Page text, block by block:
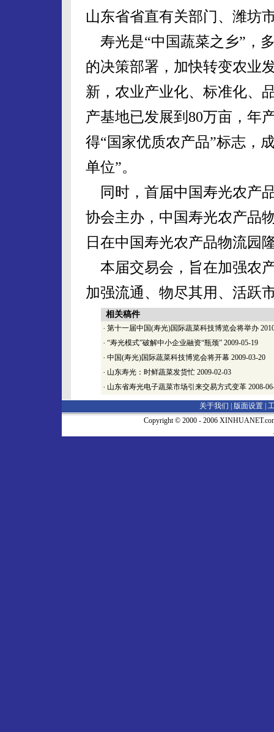
山东省省直有关部门、潍坊
寿光是“中国蔬菜之乡”，
的决策部署，加快转变农业
新，农业产业化、标准化、
产基地已发展到80万亩，年
得“国家优质农产品”标志，
单位”。
同时，首届中国寿光农产
协会主办，中国寿光农产品
日在中国寿光农产品物流园
本届交易会，旨在加强农
加强流通、物尽其用、活跃
相关稿件
· 第十一届中国(寿光)国际蔬菜科技博览会将举办
· “寿光模式”破解中小企业融资“瓶颈” 2009-05-19
· 中国(寿光)国际蔬菜科技博览会将开幕 2009-03-20
· 山东寿光：时鲜蔬菜发货忙 2009-02-03
· 山东省寿光电子蔬菜市场引来交易方式变革 2008-
关于我们 | 版面设置
Copyright © 2000 - 2006